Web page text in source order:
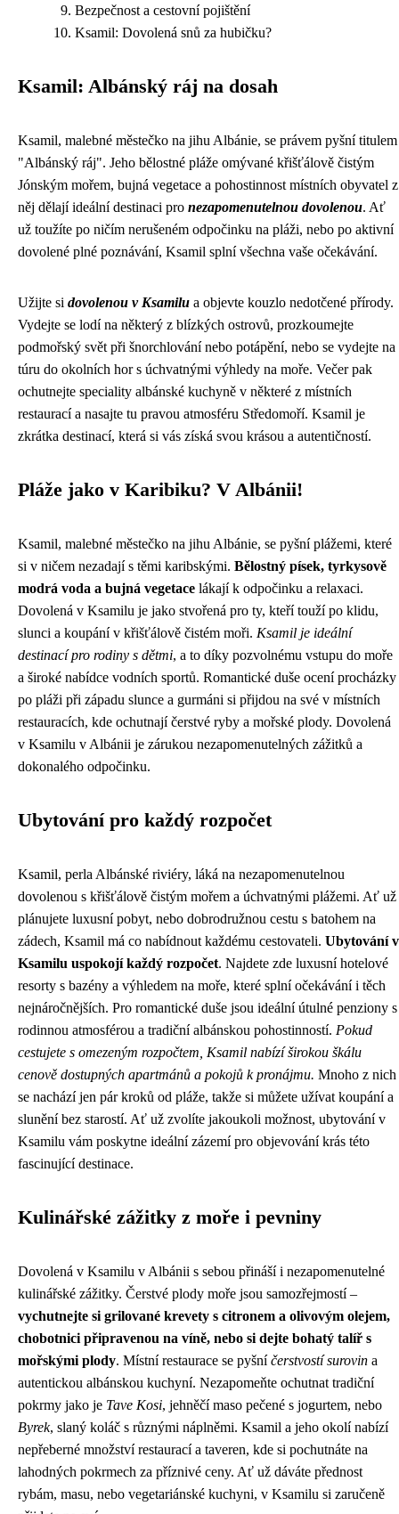
Bezpečnost a cestovní pojištění
Ksamil: Dovolená snů za hubičku?
Ksamil: Albánský ráj na dosah
Ksamil, malebné městečko na jihu Albánie, se právem pyšní titulem
"Albánský ráj". Jeho bělostné pláže omývané křišťálově čistým
Jónským mořem, bujná vegetace a pohostinnost místních obyvatel z
něj dělají ideální destinaci pro nezapomenutelnou dovolenou. Ať
už toužíte po ničím nerušeném odpočinku na pláži, nebo po aktivní
dovolené plné poznávání, Ksamil splní všechna vaše očekávání.
Užijte si dovolenou v Ksamilu a objevte kouzlo nedotčené přírody.
Vydejte se lodí na některý z blízkých ostrovů, prozkoumejte
podmořský svět při šnorchlování nebo potápění, nebo se vydejte na
túru do okolních hor s úchvatnými výhledy na moře. Večer pak
ochutnejte speciality albánské kuchyně v některé z místních
restaurací a nasajte tu pravou atmosféru Středomoří. Ksamil je
zkrátka destinací, která si vás získá svou krásou a autentičností.
Pláže jako v Karibiku? V Albánii!
Ksamil, malebné městečko na jihu Albánie, se pyšní plážemi, které
si v ničem nezadají s těmi karibskými. Bělostný písek, tyrkysově
modrá voda a bujná vegetace lákají k odpočinku a relaxaci.
Dovolená v Ksamilu je jako stvořená pro ty, kteří touží po klidu,
slunci a koupání v křišťálově čistém moři. Ksamil je ideální
destinací pro rodiny s dětmi, a to díky pozvolnému vstupu do moře
a široké nabídce vodních sportů. Romantické duše ocení procházky
po pláži při západu slunce a gurmáni si přijdou na své v místních
restauracích, kde ochutnají čerstvé ryby a mořské plody. Dovolená
v Ksamilu v Albánii je zárukou nezapomenutelných zážitků a
dokonalého odpočinku.
Ubytování pro každý rozpočet
Ksamil, perla Albánské riviéry, láká na nezapomenutelnou
dovolenou s křišťálově čistým mořem a úchvatnými plážemi. Ať už
plánujete luxusní pobyt, nebo dobrodružnou cestu s batohem na
zádech, Ksamil má co nabídnout každému cestovateli. Ubytování v
Ksamilu uspokojí každý rozpočet. Najdete zde luxusní hotelové
resorty s bazény a výhledem na moře, které splní očekávání i těch
nejnáročnějších. Pro romantické duše jsou ideální útulné penziony s
rodinnou atmosférou a tradiční albánskou pohostinností. Pokud
cestujete s omezeným rozpočtem, Ksamil nabízí širokou škálu
cenově dostupných apartmánů a pokojů k pronájmu. Mnoho z nich
se nachází jen pár kroků od pláže, takže si můžete užívat koupání a
slunění bez starostí. Ať už zvolíte jakoukoli možnost, ubytování v
Ksamilu vám poskytne ideální zázemí pro objevování krás této
fascinující destinace.
Kulinářské zážitky z moře i pevniny
Dovolená v Ksamilu v Albánii s sebou přináší i nezapomenutelné
kulinářské zážitky. Čerstvé plody moře jsou samozřejmostí –
vychutnejte si grilované krevety s citronem a olivovým olejem,
chobotnici připravenou na víně, nebo si dejte bohatý talíř s
mořskými plody. Místní restaurace se pyšníčerstvostí surovin a
autentickou albánskou kuchyní. Nezapomeňte ochutnat tradiční
pokrmy jako je Tave Kosi, jehněčí maso pečené s jogurtem, nebo
Byrek, slaný koláč s různými náplněmi. Ksamil a jeho okolí nabízí
nepřeberné množství restaurací a taveren, kde si pochutnáte na
lahodných pokrmech za příznivé ceny. Ať už dáváte přednost
rybám, masu, nebo vegetariánské kuchyni, v Ksamilu si zaručeně